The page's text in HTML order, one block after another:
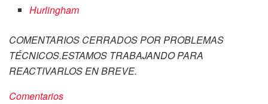
Hurlingham
COMENTARIOS CERRADOS POR PROBLEMAS
TÉCNICOS.ESTAMOS TRABAJANDO PARA
REACTIVARLOS EN BREVE.
Comentarios